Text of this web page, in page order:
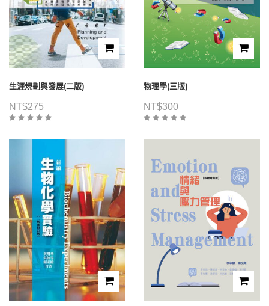
生涯規劃與發展(二版)
NT$275
物理學(三版)
NT$300